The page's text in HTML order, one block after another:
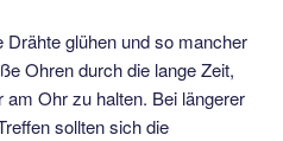
glühen und so mancher
Ohren durch die lange Zeit,
am Ohr zu halten. Bei längerer
sollten sich die